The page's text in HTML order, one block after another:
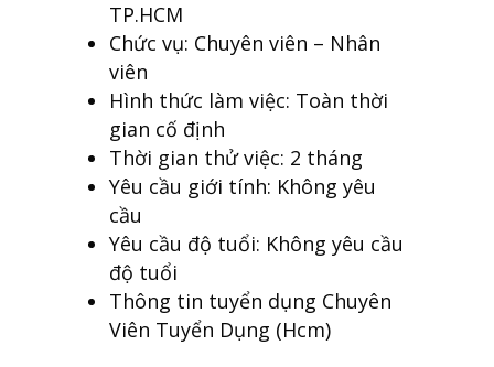
TP.HCM
Chức vụ: Chuyên viên – Nhân
viên
Hình thức làm việc: Toàn thời
gian cố định
Thời gian thử việc: 2 tháng
Yêu cầu giới tính: Không yêu
cầu
Yêu cầu độ tuổi: Không yêu cầu
độ tuổi
Thông tin tuyển dụng Chuyên
Viên Tuyển Dụng (Hcm)